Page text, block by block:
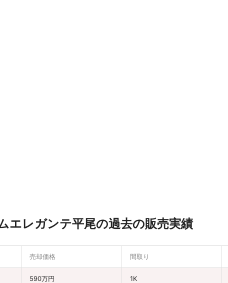
エレガンテ平尾の過去の販売実績
売却価格 間取り
590万円 1K